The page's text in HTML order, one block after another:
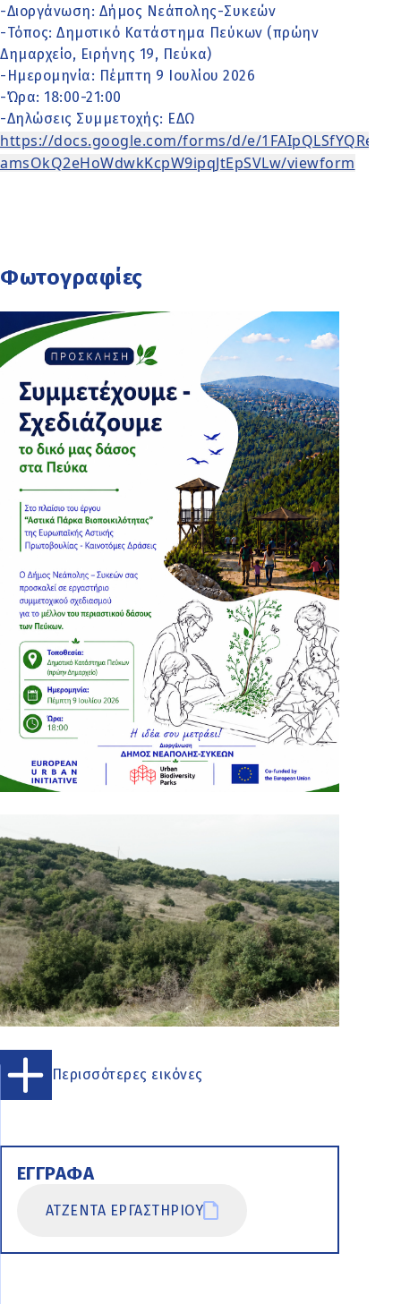
-Διοργάνωση: Δήμος Νεάπολης-Συκεών
-Τόπος: Δημοτικό Κατάστημα Πεύκων (πρώην
Δημαρχείο, Ειρήνης 19, Πεύκα)
-Ημερομηνία: Πέμπτη 9 Ιουλίου 2026
-Ώρα: 18:00-21:00
-Δηλώσεις Συμμετοχής: ΕΔΩ
https://docs.google.com/forms/d/e/
amsOkQ2eHoWdwkKcpW9ipqJtEpSVLw/viewform
Φωτογραφίες
Περισσότερες εικόνες
ΕΓΓΡΑΦΑ
ΑΤΖΕΝΤΑ ΕΡΓΑΣΤΗΡΙΟΥ